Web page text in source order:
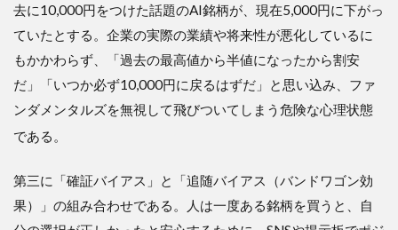
去に10,000円をつけた話題のAI銘柄が、現在5,000円に下がっ
ていたとする。企業の実際の業績や将来性が悪化しているに
もかかわらず、「過去の最高値から半値になったから割安
だ」「いつか必ず10,000円に戻るはずだ」と思い込み、ファ
ンダメンタルズを無視して飛びついてしまう危険な心理状態
である 。
第三に「確証バイアス」と「追随バイアス（バンドワゴン効
果）」の組み合わせである。人は一度ある銘柄を買うと、自